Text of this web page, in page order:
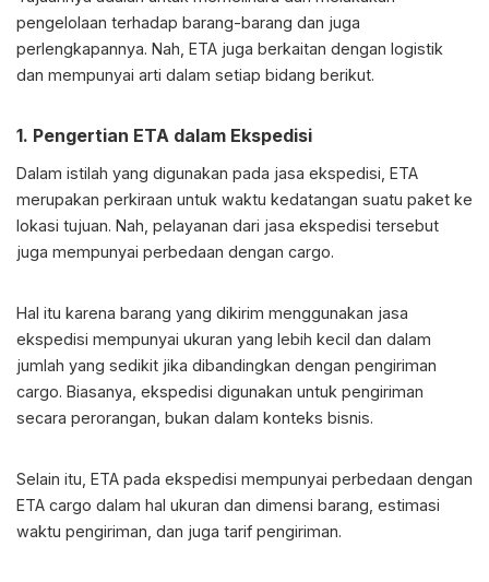
pengelolaan terhadap barang-barang dan juga
perlengkapannya. Nah, ETA juga berkaitan dengan logistik
dan mempunyai arti dalam setiap bidang berikut.
1. Pengertian ETA dalam Ekspedisi
Dalam istilah yang digunakan pada jasa ekspedisi, ETA
merupakan perkiraan untuk waktu kedatangan suatu paket ke
lokasi tujuan. Nah, pelayanan dari jasa ekspedisi tersebut
juga mempunyai perbedaan dengan cargo.
Hal itu karena barang yang dikirim menggunakan jasa
ekspedisi mempunyai ukuran yang lebih kecil dan dalam
jumlah yang sedikit jika dibandingkan dengan pengiriman
cargo. Biasanya, ekspedisi digunakan untuk pengiriman
secara perorangan, bukan dalam konteks bisnis.
Selain itu, ETA pada ekspedisi mempunyai perbedaan dengan
ETA cargo dalam hal ukuran dan dimensi barang, estimasi
waktu pengiriman, dan juga tarif pengiriman.